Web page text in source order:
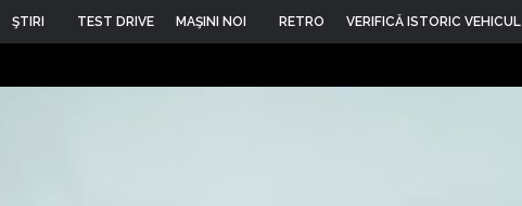
ŞTIRI TEST DRIVE MAŞINI NOI RETRO VERIFICĂ ISTORIC VEHICUL